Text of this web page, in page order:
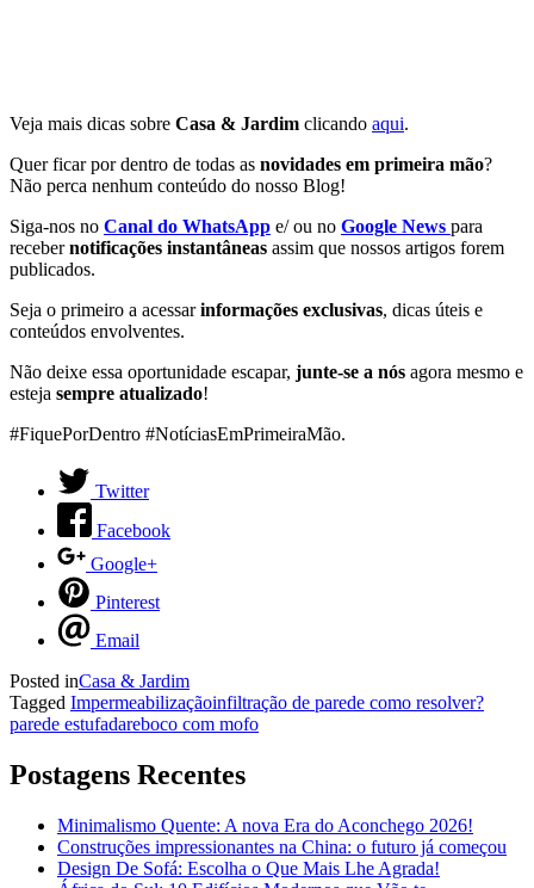
Veja mais dicas sobre Casa & Jardim clicando aqui.
Quer ficar por dentro de todas as novidades em primeira mão?
Não perca nenhum conteúdo do nosso Blog!
Siga-nos no Canal do WhatsApp e/ ou no Google News para
recebernotificações instantâneas assim que nossos artigos forem
publicados.
Seja o primeiro a acessarinformações exclusivas, dicas úteis e
conteúdos envolventes.
Não deixe essa oportunidade escapar, junte-se a nós agora mesmo e
esteja sempre atualizado!
#FiquePorDentro #NotíciasEmPrimeiraMão.
Twitter
Facebook
Google+
Pinterest
Email
Posted inCasa & Jardim
Tagged Impermeabilizaçãoinfiltração de parede como resolver?
parede estufadareboco com mofo
Postagens Recentes
Minimalismo Quente: A nova Era do Aconchego 2026!
Construções impressionantes na China: o futuro já começou
Design De Sofá: Escolha o Que Mais Lhe Agrada!